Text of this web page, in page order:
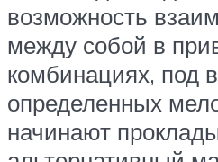
возможность
между собой в
комбинациях, под
определенных
начинают